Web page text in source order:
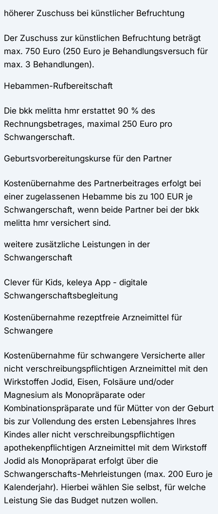
höherer Zuschuss bei künstlicher Befruchtung
Der Zuschuss zur künstlichen Befruchtung beträgt
max. 750 Euro (250 Euro je Behandlungsversuch für
max. 3 Behandlungen).
Hebammen-Rufbereitschaft
Die bkk melitta hmr erstattet 90 % des
Rechnungsbetrages, maximal 250 Euro pro
Schwangerschaft.
Geburtsvorbereitungskurse für den Partner
Kostenübernahme des Partnerbeitrages erfolgt bei
einer zugelassenen Hebamme bis zu 100 EUR je
Schwangerschaft, wenn beide Partner bei der bkk
melitta hmr versichert sind.
weitere zusätzliche Leistungen in der
Schwangerschaft
Clever für Kids, keleya App - digitale
Schwangerschaftsbegleitung
Kostenübernahme rezeptfreie Arzneimittel für
Schwangere
Kostenübernahme für schwangere Versicherte aller
nicht verschreibungspflichtigen Arzneimittel mit den
Wirkstoffen Jodid, Eisen, Folsäure und/oder
Magnesium als Monopräparate oder
Kombinationspräparate und für Mütter von der Geburt
bis zur Vollendung des ersten Lebensjahres Ihres
Kindes aller nicht verschreibungspflichtigen
apothekenpflichtigen Arzneimittel mit dem Wirkstoff
Jodid als Monopräparat erfolgt über die
Schwangerschafts-Mehrleistungen (max. 200 Euro je
Kalenderjahr). Hierbei wählen Sie selbst, für welche
Leistung Sie das Budget nutzen wollen.